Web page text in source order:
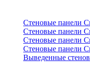
Стеновые панели
Стеновые панели
Стеновые панели
Стеновые панели
Выведенные